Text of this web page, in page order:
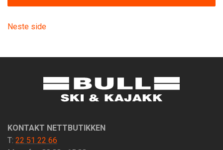
Neste side
KONTAKT NETTBUTIKKEN
T: 22 51 22 66